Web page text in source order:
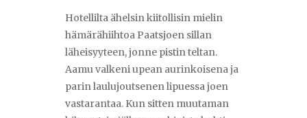
Hotellilta ähelsin kiitollisin mielin
hämärähiihtoa Paatsjoen sillan
läheisyyteen, jonne pistin teltan.
Aamu valkeni upean aurinkoisena ja
parin laulujoutsenen lipuessa joen
vastarantaa. Kun sitten muutaman